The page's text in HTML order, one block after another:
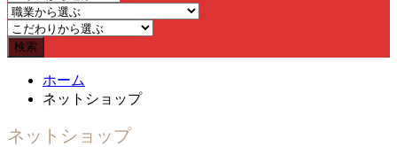
ホーム
ネットショップ
ネットショップ